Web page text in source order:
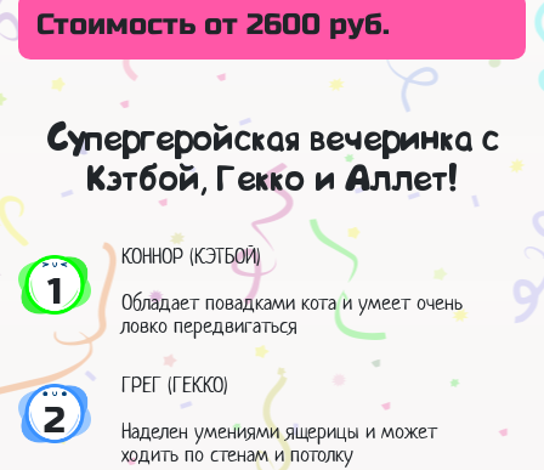
Стоимость от 2600 руб.
Супергеройская вечеринка с
Кэтбой, Гекко и Аллет!
1
КОННОР (КЭТБОЙ)
Обладает повадками кота и умеет очень
ловко передвигаться
2
ГРЕГ (ГЕККО)
Наделен умениями ящерицы и может
ходить по стенам и потолку